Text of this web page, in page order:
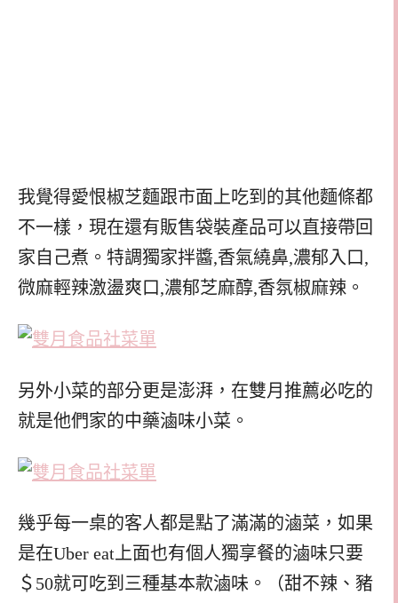
我覺得愛恨椒芝麵跟市面上吃到的其他麵條都
不一樣，現在還有販售袋裝產品可以直接帶回
家自己煮。特調獨家拌醬,香氣繞鼻,濃郁入口,
微麻輕辣激盪爽口,濃郁芝麻醇,香氛椒麻辣。
另外小菜的部分更是澎湃，在雙月推薦必吃的
就是他們家的中藥滷味小菜。
幾乎每一桌的客人都是點了滿滿的滷菜，如果
是在Uber eat上面也有個人獨享餐的滷味只要
＄50就可吃到三種基本款滷味。（甜不辣、豬